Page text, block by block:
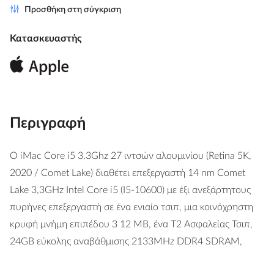
Προσθήκη στη σύγκριση
Κατασκευαστής
Περιγραφή
Ο iMac Core i5 3.3Ghz 27 ιντσών αλουμινίου (Retina 5K,
2020 / Comet Lake) διαθέτει επεξεργαστή 14 nm Comet
Lake 3,3GHz Intel Core i5 (I5-10600) με έξι ανεξάρτητους
πυρήνες επεξεργαστή σε ένα ενιαίο τσιπ, μια κοινόχρηστη
κρυφή μνήμη επιπέδου 3 12 MB, ένα Τ2 Ασφαλείας Τσιπ,
24GB εύκολης αναβάθμισης 2133MHz DDR4 SDRAM,